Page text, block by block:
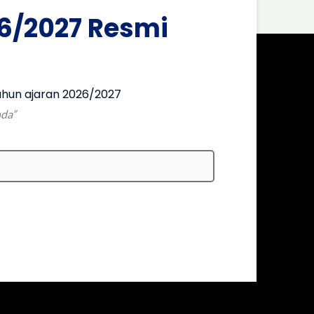
2027 Resmi
ajaran 2026/2027